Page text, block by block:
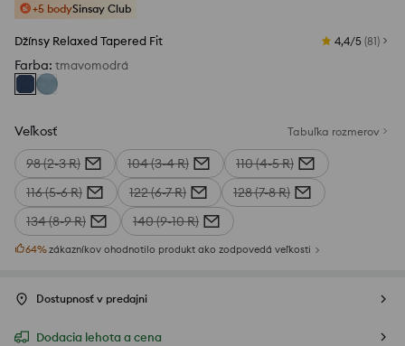
+5 bodySinsay Club
Džínsy Relaxed Tapered Fit 4,4/5 (81)
Farba: tmavomodrá
Veľkosť Tabuľka rozmerov
98 (2-3 R) 104 (3-4 R)
110 (4-5 R)
116 (5-6 R)
122 (6-7 R)
128 (7-8 R)
134 (8-9 R)
140 (9-10 R)
64%zákazníkov ohodnotilo produkt ako zodpovedá veľkosti
Dostupnosť v predajni
Dodacia lehota a cena